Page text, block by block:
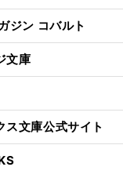
ジン コバルト
文庫
ス文庫公式サイト